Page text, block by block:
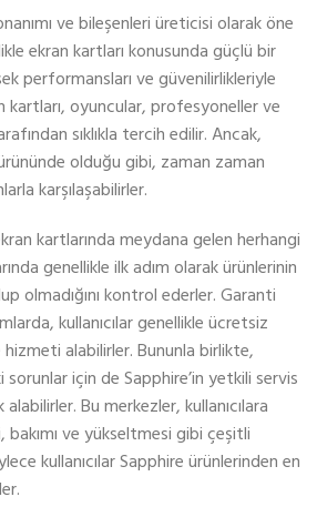
ve bileşenleri üreticisi olarak öne
ekran kartları konusunda güçlü bir
performansları ve güvenilirlikleriyle
kartları, oyuncular, profesyoneller ve
sıklıkla tercih edilir. Ancak,
olduğu gibi, zaman zaman
karşılaşabilirler.
kartlarında meydana gelen herhangi
genellikle ilk adım olarak ürünlerinin
olmadığını kontrol ederler. Garanti
kullanıcılar genellikle ücretsiz
alabilirler. Bununla birlikte,
sorunlar için de Sapphire’in yetkili servis
Bu merkezler, kullanıcılara
bakımı ve yükseltmesi gibi çeşitli
kullanıcılar Sapphire ürünlerinden en